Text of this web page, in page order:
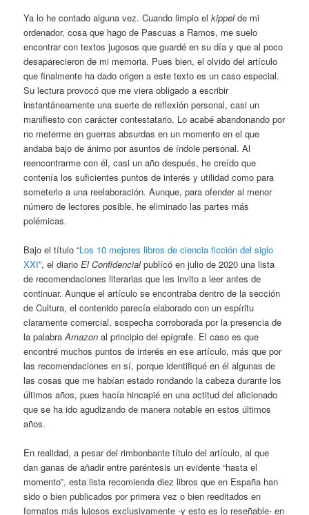
Ya lo he contado alguna vez. Cuando limpio elkippelde mi
ordenador, cosa que hago de Pascuas a Ramos, me suelo
encontrar con textos jugosos que guardé en su día y que al poco
desaparecieron de mi memoria. Pues bien, el olvido del artículo
que finalmente ha dado origen a este texto es un caso especial.
Su lectura provocó que me viera obligado a escribir
instantáneamente una suerte de reflexión personal, casi un
manifiesto con carácter contestatario. Lo acabé abandonando por
no meterme en guerras absurdas en un momento en el que
andaba bajo de ánimo por asuntos de índole personal. Al
reencontrarme con él, casi un año después, he creído que
contenía los suficientes puntos de interés y utilidad como para
someterlo a una reelaboración. Aunque, para ofender al menor
número de lectores posible, he eliminado las partes más
polémicas.
Bajo el título “Los 10 mejores libros de ciencia ficción del siglo
XXI”, el diarioEl Confidencialpublícó en julio de 2020 una lista
de recomendaciones literarias que les invito a leer antes de
continuar. Aunque el artículo se encontraba dentro de la sección
de Cultura, el contenido parecía elaborado con un espíritu
claramente comercial, sospecha corroborada por la presencia de
la palabraAmazon al principio del epígrafe. El caso es que
encontré muchos puntos de interés en ese artículo, más que por
las recomendaciones en sí, porque identifiqué en él algunas de
las cosas que me habían estado rondando la cabeza durante los
últimos años, pues hacía hincapié en una actitud del aficionado
que se ha ido agudizando de manera notable en estos últimos
años.
En realidad, a pesar del rimbonbante título del artículo, al que
dan ganas de añadir entre paréntesis un evidente “hasta el
momento”, esta lista recomienda diez libros que en España han
sido o bien publicados por primera vez o bien reeditados en
formatos más lujosos exclusivamente -y esto es lo reseñable- en